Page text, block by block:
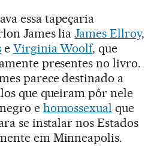
essa tapeçaria
James liaJames Ellroy,
e Virginia Woolf, que
presentes no livro.
parece destinado a
que queiram pôr nele
e homossexual que
se instalar nos Estados
em Minneapolis.